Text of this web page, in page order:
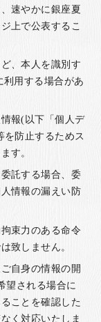
速やかに銀座夏
上で公表するこ
、本人を識別す
用する場合があ
報(以下「個人デ
を防止するためス
す。
託する場合、委
情報の漏えい防
束力のある命令
致しません。
自身の情報の開
望される場合に
ことを確認した
く対応いたしま